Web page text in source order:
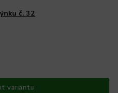
č. 32
variantu